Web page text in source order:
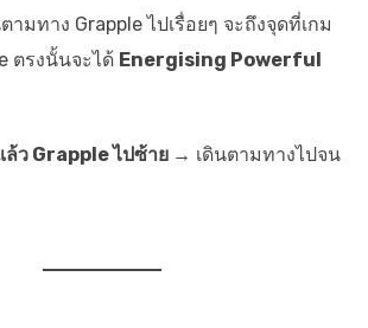
ามทาง Grapple ไปเรื่อยๆ จะถึงจุดที่เกม
ตรงนั้นจะได้ Energising Powerful
ว Grapple ไปซ้าย → เดินตามทางไปจน